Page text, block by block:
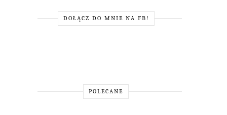
DOŁĄCZ DO MNIE NA FB!
POLECANE